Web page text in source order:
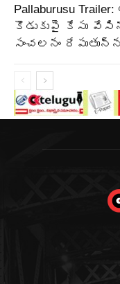
Pallaburusu
కొడుకుపై కేసు
సంచలనం